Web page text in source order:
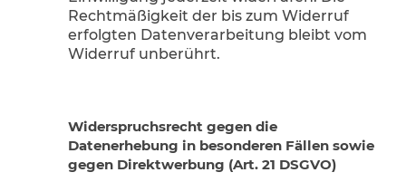
Rechtmäßigkeit der bis zum Widerruf
erfolgten Datenverarbeitung bleibt vom
Widerruf unberührt.
Widerspruchsrecht gegen die
Datenerhebung in besonderen Fällen sowie
gegen Direktwerbung (Art. 21 DSGVO)